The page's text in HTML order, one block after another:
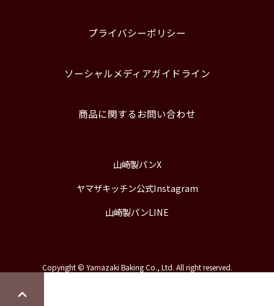
プライバシーポリシー
ソーシャルメディアガイドライン
商品に関するお問い合わせ
山崎製パンX
ヤマザキッチン公式Instagram
山崎製パンLINE
Copyright © Yamazaki Baking Co., Ltd. All right reserved.